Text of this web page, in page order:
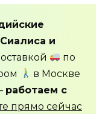
и
по
в Москве
работаем с
прямо сейчас